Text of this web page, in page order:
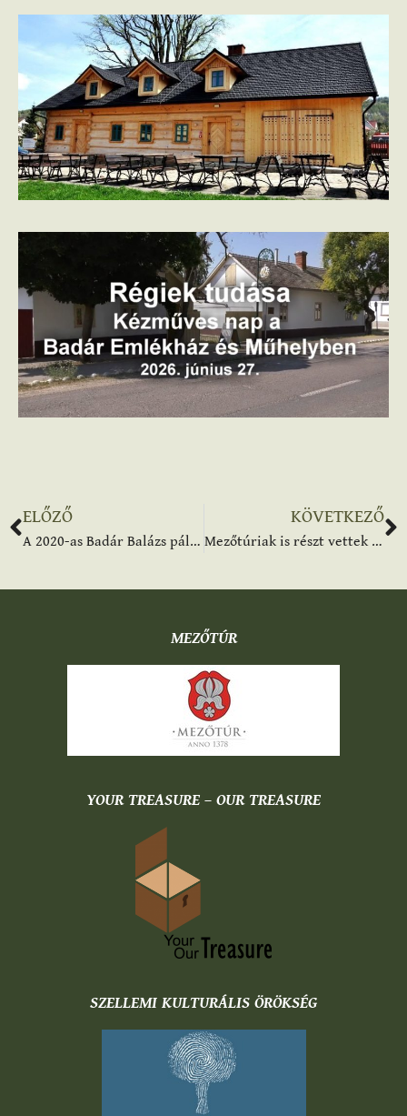
ELŐZŐ
A 2020-as Badár Balázs pályázatról – videó
KÖVETKEZŐ
Mezőtúriak is részt vettek a XVII. Országos Népművészeti kiállításon
MEZŐTÚR
YOUR TREASURE – OUR TREASURE
SZELLEMI KULTURÁLIS ÖRÖKSÉG